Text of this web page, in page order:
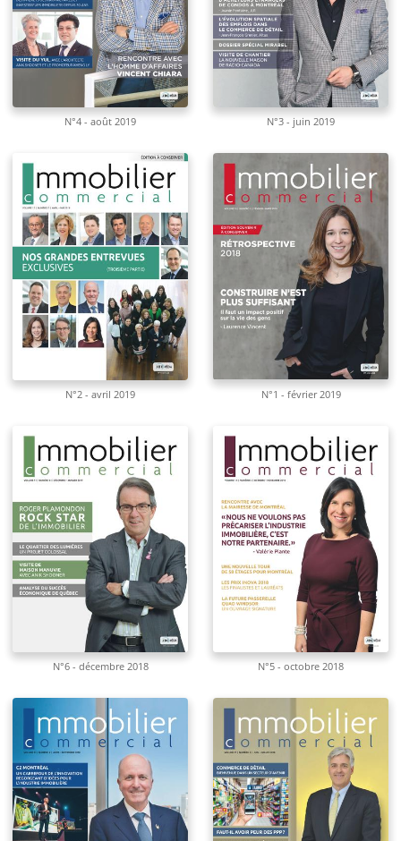
N°4 - août 2019 N°3 - juin 2019
N°2 - avril 2019 N°1 - février 2019
N°6 - décembre 2018 N°5 - octobre 2018